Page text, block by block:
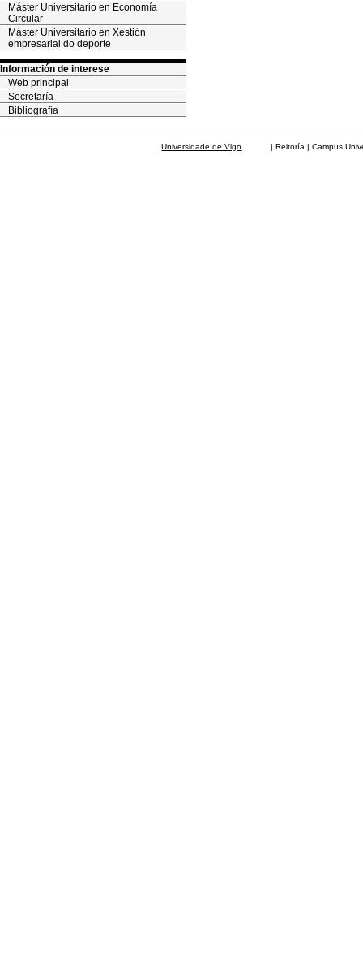
Máster Universitario en Economía
Circular
Máster Universitario en Xestión
empresarial do deporte
Información de interese
Web principal
Secretaría
Bibliografía
Universidade de Vigo | Reitoría | Campus